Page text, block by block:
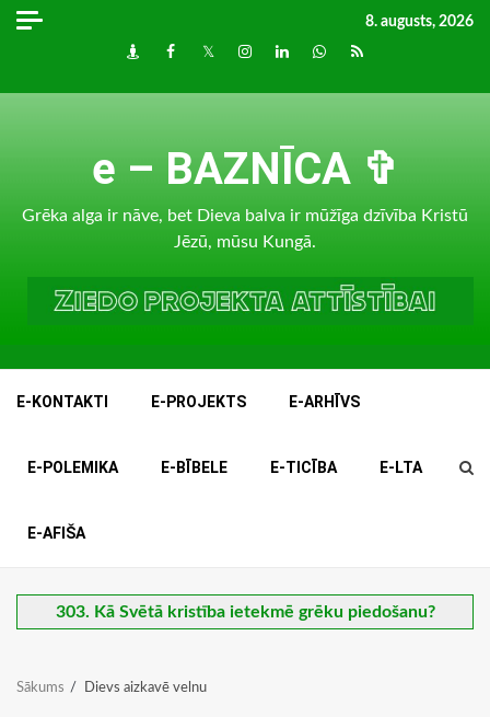
Skip
8. augusts, 2026
DraugiemFacebook
TwitterInstagram
LinkedInwhatsapp
RSS
e – BAZNĪCA ✞
Grēka alga ir nāve, bet Dieva balva ir mūžīga dzīvība Kristū
Jēzū, mūsu Kungā.
E-KONTAKTI E-PROJEKTS E-ARHĪVS
E-POLEMIKA E-BĪBELE E-TICĪBA E-LTA
E-AFIŠA
303. Kā Svētā kristība ietekmē grēku piedošanu?
Sākums Dievs aizkavē velnu